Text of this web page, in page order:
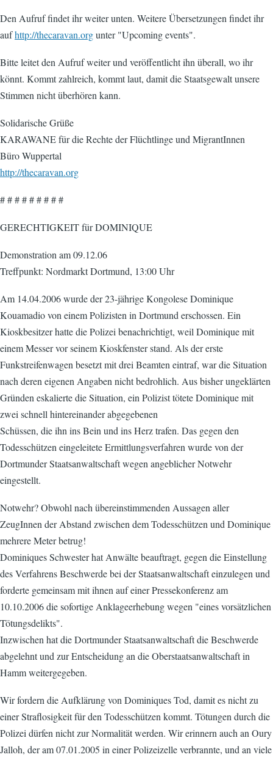
Den Aufruf findet ihr weiter unten. Weitere Übersetzungen findet ihr
aufhttp://thecaravan.orgunter "Upcoming events".
Bitte leitet den Aufruf weiter und veröffentlicht ihn überall, wo ihr
könnt. Kommt zahlreich, kommt laut, damit die Staatsgewalt unsere
Stimmen nicht überhören kann.
Solidarische Grüße
KARAWANE für die Rechte der Flüchtlinge und MigrantInnen
Büro Wuppertal
http://thecaravan.org
# # # # # # # # #
GERECHTIGKEIT für DOMINIQUE
Demonstration am 09.12.06
Treffpunkt: Nordmarkt Dortmund, 13:00 Uhr
Am 14.04.2006 wurde der 23-jährige Kongolese Dominique
Kouamadio von einem Polizisten in Dortmund erschossen. Ein
Kioskbesitzer hatte die Polizei benachrichtigt, weil Dominique mit
einem Messer vor seinem Kioskfenster stand. Als der erste
Funkstreifenwagen besetzt mit drei Beamten eintraf, war die Situation
nach deren eigenen Angaben nicht bedrohlich. Aus bisher ungeklärten
Gründen eskalierte die Situation, ein Polizist tötete Dominique mit
zwei schnell hintereinander abgegebenen
Schüssen, die ihn ins Bein und ins Herz trafen. Das gegen den
Todesschützen eingeleitete Ermittlungsverfahren wurde von der
Dortmunder Staatsanwaltschaft wegen angeblicher Notwehr
eingestellt.
Notwehr? Obwohl nach übereinstimmenden Aussagen aller
ZeugInnen der Abstand zwischen dem Todesschützen und Dominique
mehrere Meter betrug!
Dominiques Schwester hat Anwälte beauftragt, gegen die Einstellung
des Verfahrens Beschwerde bei der Staatsanwaltschaft einzulegen und
forderte gemeinsam mit ihnen auf einer Pressekonferenz am
10.10.2006 die sofortige Anklageerhebung wegen "eines vorsätzlichen
Tötungsdelikts".
Inzwischen hat die Dortmunder Staatsanwaltschaft die Beschwerde
abgelehnt und zur Entscheidung an die Oberstaatsanwaltschaft in
Hamm weitergegeben.
Wir fordern die Aufklärung von Dominiques Tod, damit es nicht zu
einer Straflosigkeit für den Todesschützen kommt. Tötungen durch die
Polizei dürfen nicht zur Normalität werden. Wir erinnern auch an Oury
Jalloh, der am 07.01.2005 in einer Polizeizelle verbrannte, und an viele